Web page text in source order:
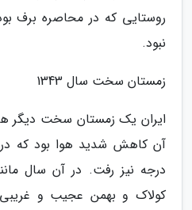
روستایی که در محاصره برف
نبود.
زمستان سخت سال 1343
ایران یک زمستان سخت
کولاک و بهمن عجیب و غریبی